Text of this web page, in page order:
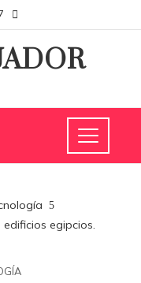
egipcios.